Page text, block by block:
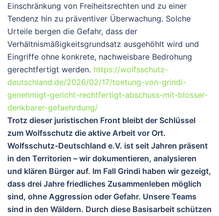
Einschränkung von Freiheitsrechten und zu einer
Tendenz hin zu präventiver Überwachung. Solche
Urteile bergen die Gefahr, dass der
Verhältnismäßigkeitsgrundsatz ausgehöhlt wird und
Eingriffe ohne konkrete, nachweisbare Bedrohung
gerechtfertigt werden. https://wolfsschutz-
deutschland.de/2026/02/17/toetung-von-grindi-
genehmigt-gericht-rechtfertigt-abschuss-mit-blosser-
denkbarer-gefaehrdung/
Trotz dieser juristischen Front bleibt der Schlüssel
zum Wolfsschutz die aktive Arbeit vor Ort.
Wolfsschutz-Deutschland e.V. ist seit Jahren präsent
in den Territorien – wir dokumentieren, analysieren
und klären Bürger auf. Im Fall Grindi haben wir gezeigt,
dass drei Jahre friedliches Zusammenleben möglich
sind, ohne Aggression oder Gefahr. Unsere Teams
sind in den Wäldern. Durch diese Basisarbeit schützen